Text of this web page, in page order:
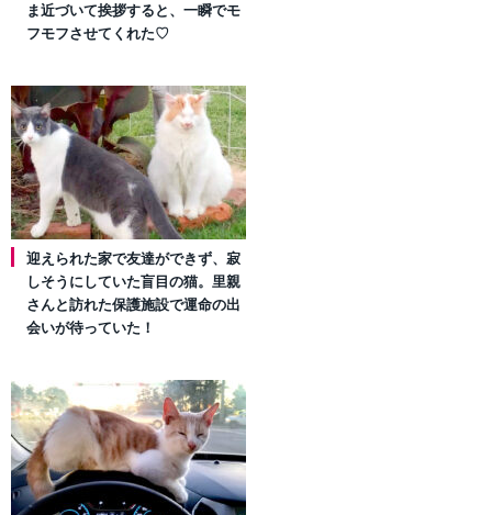
ま近づいて挨拶すると、一瞬でモ
フモフさせてくれた♡
迎えられた家で友達ができず、寂
しそうにしていた盲目の猫。里親
さんと訪れた保護施設で運命の出
会いが待っていた！